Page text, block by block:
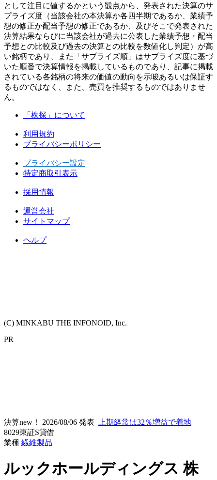
として注目に値するかという観点から、発表された決算のサ
プライズ度（当該会社の本決算か各四半期であるか、業績予
想の修正か配当予想の修正であるか、及びそこで発表された
決算結果ならびに当該会社が過去に公表した業績予想・配当
予想との比較及び過去の決算との比較を数値化し判定）が高
い銘柄であり、また「サプライズ順」はサプライズ度に基づ
いた順番で決算情報を掲載しているものであり、記事に掲載
されている各銘柄の将来の価値の動向を示唆あるいは保証す
るものではなく、また、売買を推奨するものではありませ
ん。
「株探」について
|
利用規約
プライバシーポリシー
|
プライバシー設定
特定商取引表示
|
採用情報
|
運営会社
サイトマップ
|
ヘルプ
(C) MINKABU THE INFONOID, Inc.
PR
決算new！ 2026/08/06 発表
上期経常は32％増益で着地
8029東証S貸借
業種 繊維製品
ルックホールディングス株